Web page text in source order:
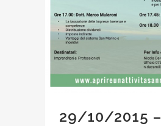
29/10/2015 –